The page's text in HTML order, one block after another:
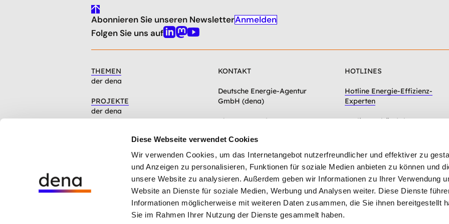
Diese Webseite verwendet Cookies
Wir verwenden Cookies, um das Internetangebot nutzerfreundlicher und effektiver zu
und Anzeigen zu personalisieren, Funktionen für soziale Medien anbieten zu können und
unsere Website zu analysieren. Außerdem geben wir Informationen zu Ihrer Verwendung
Website an Dienste für soziale Medien, Werbung und Analysen weiter. Diese Dienste
Informationen möglicherweise mit weiteren Daten zusammen, die Sie ihnen bereitgestellt
Sie im Rahmen Ihrer Nutzung der Dienste gesammelt haben.
gehe
nach
oben
Abonnieren Sie unseren NewsletterAnmelden
Folgen Sie uns aufLinkedin
Mastodon
Youtube
THEMEN
der dena
PROJEKTE
der dena
Artikel, Events, Presse
Mission, Organisation, Jobs
KONTAKT
Deutsche Energie-Agentur
GmbH (dena)
Chausseestraße 128a
Zum Kontaktformular
HOTLINES
Hotline Energie-Effizienz-
Experten
Hotline Gebäudeforum
Hinweisgebersystem der dena
Cookie-Einstellungen